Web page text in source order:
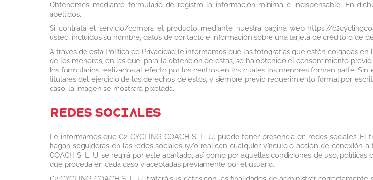
Obtenemos mediante formulario de registro la información mínima e indispensable. En
apellidos.
Si contrata el servicio/compra el producto mediante nuestra página web https://
usted, incluidos su nombre, datos de contacto e información sobre una tarjeta de crédito o de
A través de esta Política de Privacidad le informamos que las fotografías que estén colgadas en
de los menores, en las que, para la obtención de estas, se ha obtenido el consentimiento
los formularios realizados al efecto por los centros en los cuales los menores forman parte.
titulares del ejercicio de los derechos de estos, y siempre previo requerimiento formal por
caso, la imagen se mostrará pixelada.
REDES SOCIALES
Le informamos que C2 CYCLING COACH S. L. U. puede tener presencia en redes sociales.
hagan seguidoras en las redes sociales (y/o realicen cualquier vínculo o acción de conexión a
COACH S. L. U. se regirá por este apartado, así como por aquellas condiciones de uso,
que proceda en cada caso y aceptadas previamente por el usuario.